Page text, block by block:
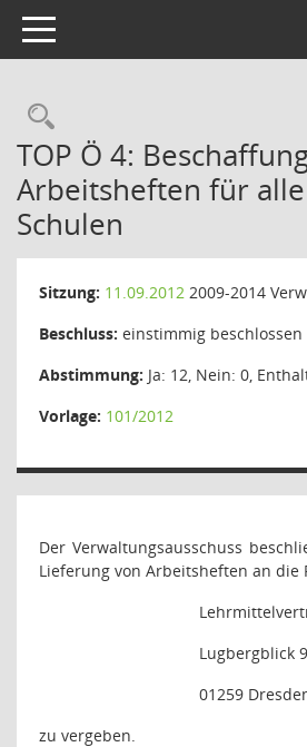
Toggle navigation
Rechercheauswahl
TOP Ö 4:
Arbeitsheften für
Schulen
Sitzung: 11.09.2012 2009-2014
Beschluss: einstimmig beschlossen
Abstimmung: Ja: 12, Nein: 0,
Vorlage: 101/2012
Der Verwaltungsausschuss
Lieferung von Arbeitsheften an die
Lugbergblick 9
01259
zu vergeben.